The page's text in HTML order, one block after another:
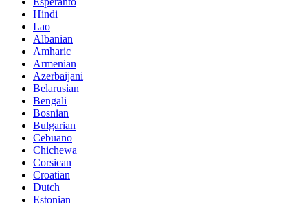
Hindi
Lao
Albanian
Amharic
Armenian
Azerbaijani
Belarusian
Bengali
Bosnian
Bulgarian
Cebuano
Chichewa
Corsican
Croatian
Dutch
Estonian